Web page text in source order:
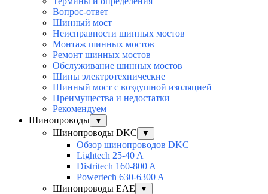
Вопрос-ответ
Шинный мост
Неисправности шинных мостов
Монтаж шинных мостов
Ремонт шинных мостов
Обслуживание шинных мостов
Шины электротехнические
Шинный мост с воздушной изоляцией
Преимущества и недостатки
Рекомендуем
Шинопроводы
▼
Шинопроводы DKC ▼
Обзор шинопроводов DKC
Lightech 25-40 A
Distritech 160-800 A
Powertech 630-6300 A
Шинопроводы EAE
▼